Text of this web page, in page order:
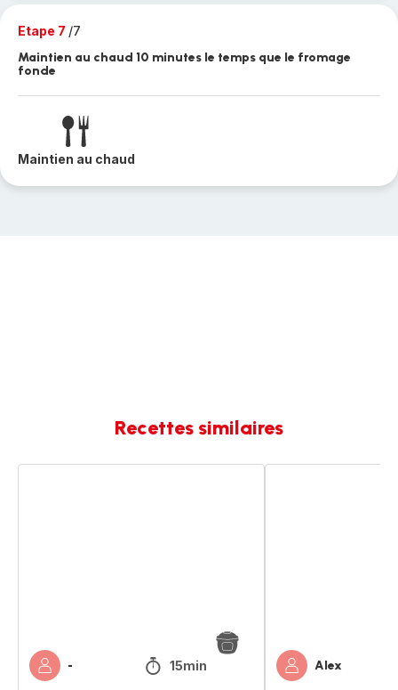
Etape 7 /7
Maintien au chaud 10 minutes le temps que le fromage
fonde
Maintien au chaud
Recettes similaires
- 15min Alex